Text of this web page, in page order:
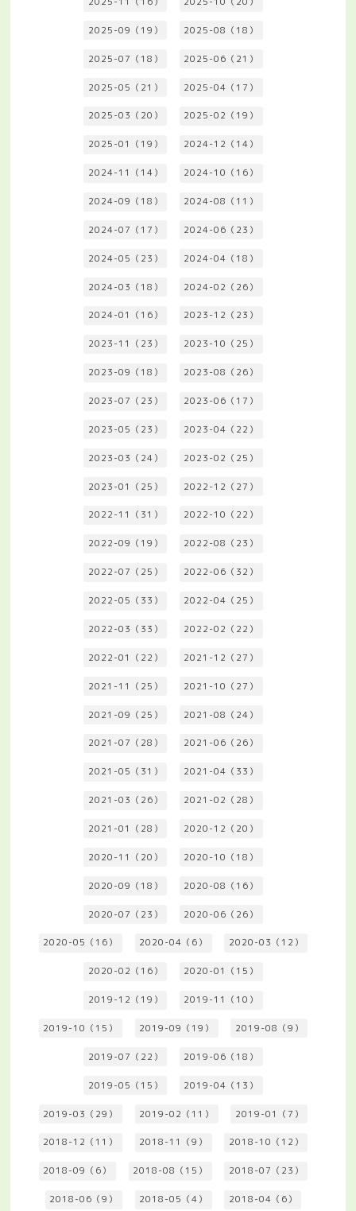
2025-09（19） 2025-08（18）
2025-07（18） 2025-06（21）
2025-05（21） 2025-04（17）
2025-03（20） 2025-02（19）
2025-01（19） 2024-12（14）
2024-11（14） 2024-10（16）
2024-09（18） 2024-08（11）
2024-07（17） 2024-06（23）
2024-05（23） 2024-04（18）
2024-03（18） 2024-02（26）
2024-01（16） 2023-12（23）
2023-11（23） 2023-10（25）
2023-09（18） 2023-08（26）
2023-07（23） 2023-06（17）
2023-05（23） 2023-04（22）
2023-03（24） 2023-02（25）
2023-01（25） 2022-12（27）
2022-11（31） 2022-10（22）
2022-09（19） 2022-08（23）
2022-07（25） 2022-06（32）
2022-05（33） 2022-04（25）
2022-03（33） 2022-02（22）
2022-01（22） 2021-12（27）
2021-11（25） 2021-10（27）
2021-09（25） 2021-08（24）
2021-07（28） 2021-06（26）
2021-05（31） 2021-04（33）
2021-03（26） 2021-02（28）
2021-01（28） 2020-12（20）
2020-11（20） 2020-10（18）
2020-09（18） 2020-08（16）
2020-07（23） 2020-06（26）
2020-05（16） 2020-04（6） 2020-03（12）
2020-02（16） 2020-01（15）
2019-12（19） 2019-11（10）
2019-10（15） 2019-09（19） 2019-08（9）
2019-07（22） 2019-06（18）
2019-05（15） 2019-04（13）
2019-03（29） 2019-02（11） 2019-01（7）
2018-12（11） 2018-11（9） 2018-10（12）
2018-09（6） 2018-08（15） 2018-07（23）
2018-06（9） 2018-05（4） 2018-04（6）